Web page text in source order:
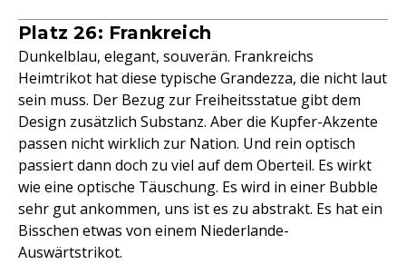
Platz 26: Frankreich
Dunkelblau, elegant, souverän. Frankreichs
Heimtrikot hat diese typische Grandezza, die nicht laut
sein muss. Der Bezug zur Freiheitsstatue gibt dem
Design zusätzlich Substanz. Aber die Kupfer-Akzente
passen nicht wirklich zur Nation. Und rein optisch
passiert dann doch zu viel auf dem Oberteil. Es wirkt
wie eine optische Täuschung. Es wird in einer Bubble
sehr gut ankommen, uns ist es zu abstrakt. Es hat ein
Bisschen etwas von einem Niederlande-
Auswärtstrikot.